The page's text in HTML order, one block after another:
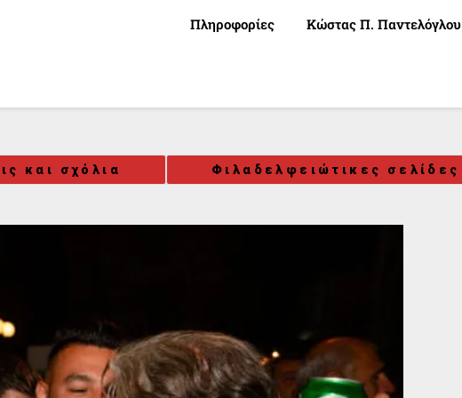
Πληροφορίες Κώστας Π. Παντελόγλου
και σχόλια Φιλαδελφειώτικες σελίδες